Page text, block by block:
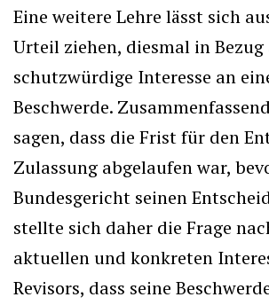
Eine weitere Lehre lässt sich
Urteil ziehen, diesmal in Bezug
schutzwürdige Interesse an
Beschwerde.
sagen, dass die Frist für den
Zulassung abgelaufen war,
Bundesgericht seinen
stellte sich daher die Frage
aktuellen und konkreten
Revisors, dass seine